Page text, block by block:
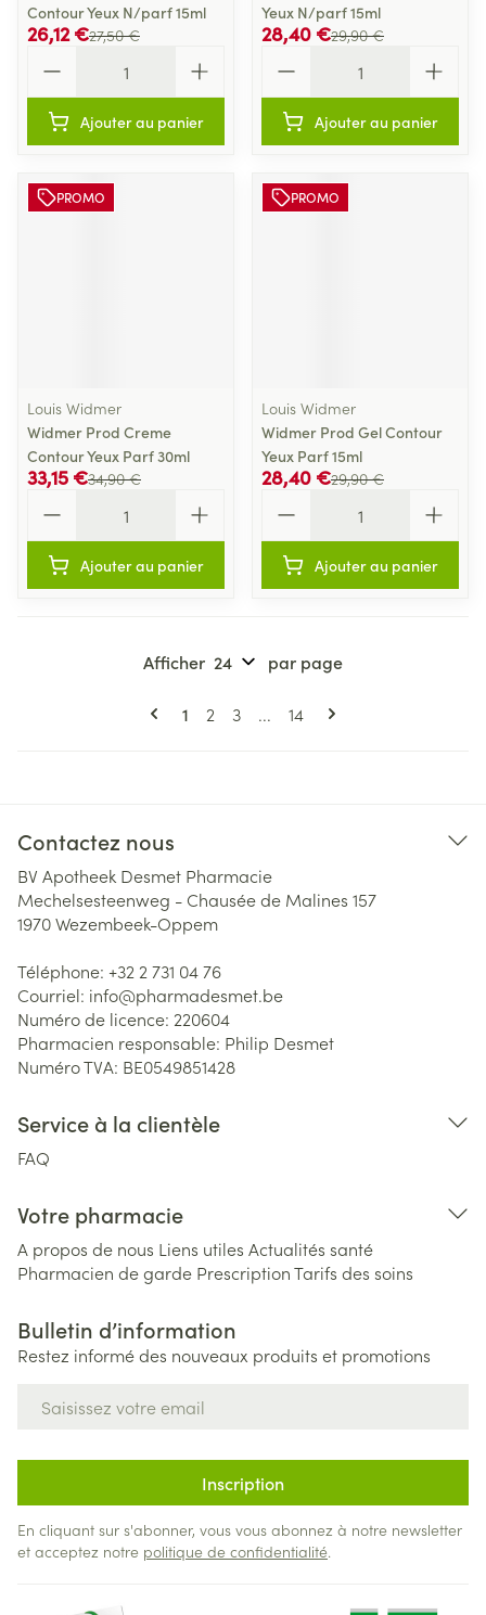
Contour Yeux N/parf 15ml
27,50 €
26,12 €
Ajouter au panier
Yeux N/parf 15ml
29,90 €
28,40 €
Ajouter au panier
PROMO
Louis Widmer
Widmer Prod Creme
Contour Yeux Parf 30ml
34,90 €
33,15 €
Ajouter au panier
PROMO
Louis Widmer
Widmer Prod Gel Contour
Yeux Parf 15ml
29,90 €
28,40 €
Ajouter au panier
Pages
Vous lisez actuellement la page
1 Page
2 Page
3 ... Page
14
Afficher par page
Contactez nous
BV Apotheek Desmet Pharmacie
Mechelsesteenweg - Chausée de Malines 157
1970Wezembeek-Oppem
Téléphone: +32 2 731 04 76
Courriel: info@pharmadesmet.be
Numéro de licence: 220604
Pharmacien responsable: Philip Desmet
Numéro TVA: BE0549851428
Service à la clientèle
FAQ
Votre pharmacie
A propos de nous Liens utiles Actualités santé
Pharmacien de garde PrescriptionTarifs des soins
Bulletin d’information
Restez informé des nouveaux produits et promotions
Inscription
En cliquant sur s'abonner, vous vous abonnez à notre newsletter
et acceptez notre politique de confidentialité.